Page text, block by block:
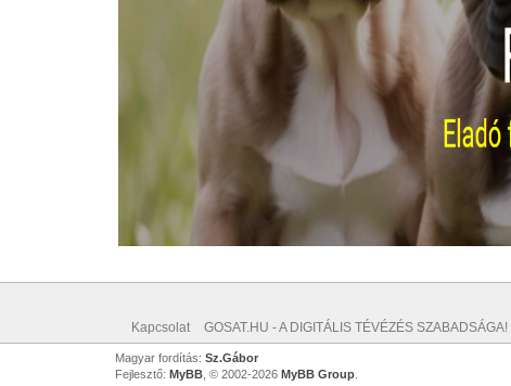
Kapcsolat GOSAT.HU - A DIGITÁLIS TÉVÉZÉS SZABADSÁGA!
Magyar fordítás: Sz.Gábor
Fejlesztő: MyBB, © 2002-2026 MyBB Group.